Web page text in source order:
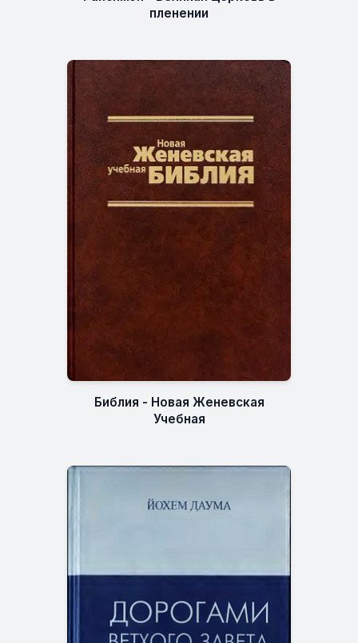
пленении
Библия - Новая Женевская
Учебная